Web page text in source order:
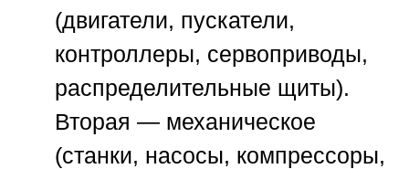
(двигатели, пускатели,
контроллеры, сервоприводы,
распределительные щиты).
Вторая — механическое
(станки, насосы, компрессоры,